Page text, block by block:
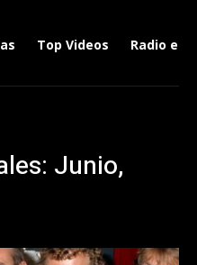
Top Videos Radio en
Junio,